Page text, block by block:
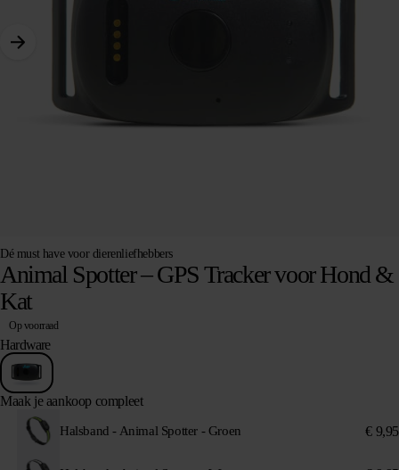
Dé must have voor dierenliefhebbers
Animal Spotter – GPS Tracker voor Hond &
Kat
Op voorraad
Hardware
Maak je aankoop compleet
Halsband - Animal Spotter - Groen € 9,95